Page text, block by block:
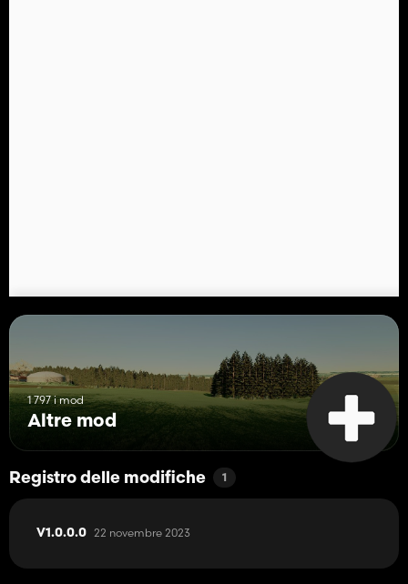
1 797 i mod
Altre mod
Registro delle modifiche 1
V1.0.0.0 22 novembre 2023